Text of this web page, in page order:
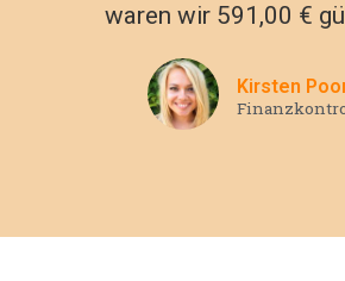
waren wir 591,00 €
Kirsten